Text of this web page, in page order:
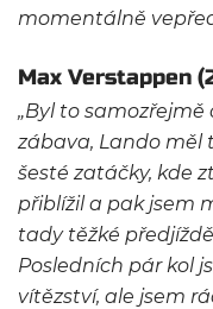
momentálně
Max Verstappen
„Byl to
zábava, Lando měl
šesté zatáčky, kde
přiblížil a pak jsem
tady těžké
Posledních pár kol
vítězství, ale jsem